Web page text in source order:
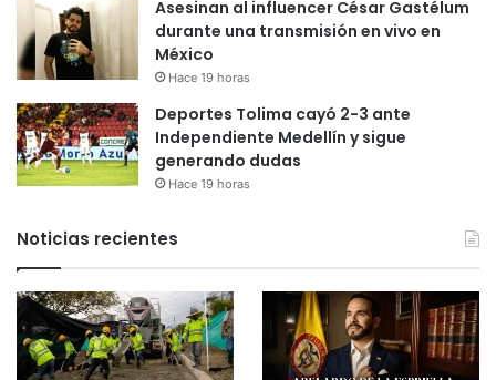
Asesinan al influencer César Gastélum
durante una transmisión en vivo en
México
Hace 19 horas
Deportes Tolima cayó 2-3 ante
Independiente Medellín y sigue
generando dudas
Hace 19 horas
Noticias recientes